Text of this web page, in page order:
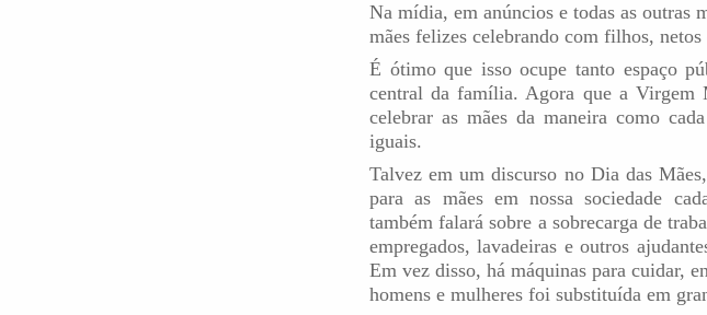
Na mídia, em anúncios e todas as outras
mães felizes celebrando com filhos,
É ótimo que isso ocupe tanto espaço
central da família. Agora que a Virgem
celebrar as mães da maneira como
iguais.
Talvez em um discurso no Dia das
para as mães em nossa sociedade
também falará sobre a sobrecarga de
empregados, lavadeiras e outros
Em vez disso, há máquinas para cuidar,
homens e mulheres foi substituída em